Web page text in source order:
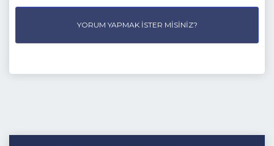
YORUM YAPMAK İSTER MISINIZ?